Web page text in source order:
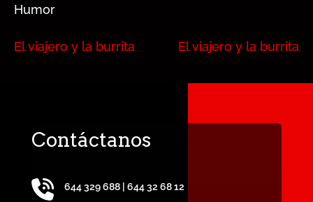
Humor
El viajero y la burrita El viajero y la burrita
Contáctanos
 644 329 688| 644 32 68 12